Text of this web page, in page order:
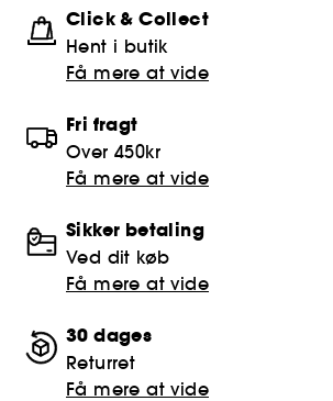
Click & Collect
Hent i butik
Få mere at vide
Fri fragt
Over 450kr
Få mere at vide
Sikker betaling
Ved dit køb
Få mere at vide
30 dages
Returret
Få mere at vide